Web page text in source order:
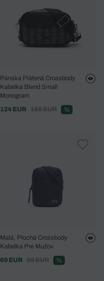
Pánska Plátená Crossbody
Kabelka Blend Small
Monogram
124 EUR
155 EUR %
Malá, Plochá Crossbody
Kabelka Pre Mužov
69 EUR
98 EUR %